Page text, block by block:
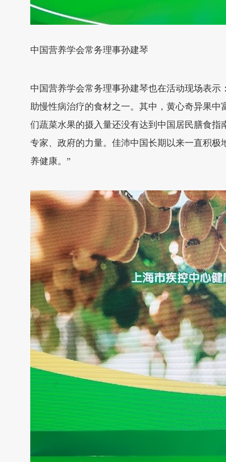
中国营养学会常务理事孙建琴
中国营养学会常务理事孙建琴也在活动现场表
助慢性病治疗的食材之一。其中，黄心奇异果
们蔬菜水果的摄入量还没有达到中国居民膳食
专家、政府的力量。佳沛中国长期以来一直积
养健康。”